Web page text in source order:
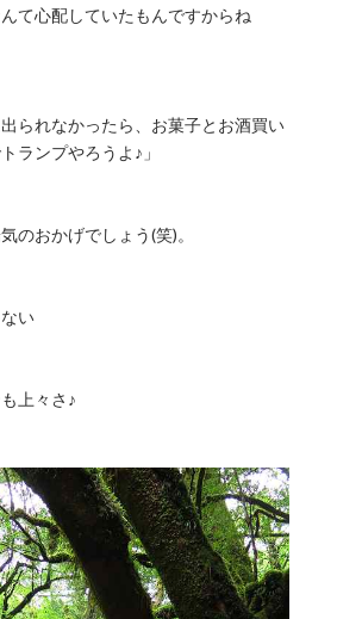
て心配していたもんですからね
出られなかったら、お菓子とお酒買い
ランプやろうよ♪」
のおかげでしょう(笑)。
い
上々さ♪